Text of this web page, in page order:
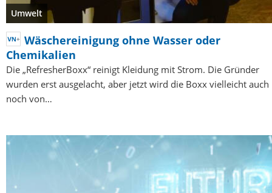
Umwelt
Wäschereinigung ohne Wasser oder
Chemikalien
Die „RefresherBoxx“ reinigt Kleidung mit Strom. Die Gründer
wurden erst ausgelacht, aber jetzt wird die Boxx vielleicht auch
noch von…